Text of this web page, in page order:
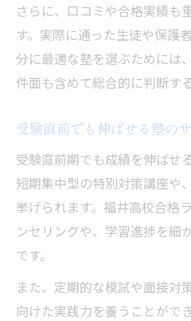
さらに、口コミや合格実績も
す。実際に通った生徒や保護
分に最適な塾を選ぶためには
件面も含めて総合的に判断す
受験直前でも伸ばせる塾の
受験直前期でも成績を伸ばせ
短期集中型の特別対策講座や
挙げられます。福井高校合格
ンセリングや、学習進捗を細
です。
また、定期的な模試や面接対
向けた実践力を養うことがで